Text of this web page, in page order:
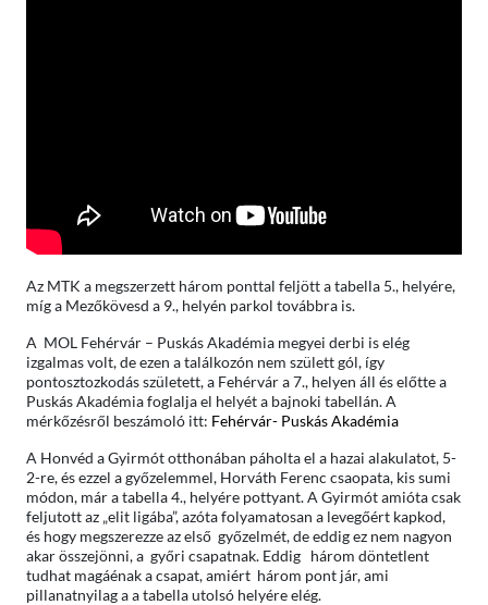
Az MTK a megszerzett három ponttal feljött a tabella 5., helyére,
míg a Mezőkövesd a 9., helyén parkol továbbra is.
A MOL Fehérvár – Puskás Akadémia megyei derbi is elég
izgalmas volt, de ezen a találkozón nem születt gól, így
pontosztozkodás született, a Fehérvár a 7., helyen áll és előtte a
Puskás Akadémia foglalja el helyét a bajnoki tabellán. A
mérkőzésről beszámoló itt: Fehérvár- Puskás Akadémia
A Honvéd a Gyirmót otthonában páholta el a hazai alakulatot, 5-
2-re, és ezzel a győzelemmel, Horváth Ferenc csaopata, kis sumi
módon, már a tabella 4., helyére pottyant. A Gyirmót amióta csak
feljutott az „elit ligába”, azóta folyamatosan a levegőért kapkod,
és hogy megszerezze az első győzelmét, de eddig ez nem nagyon
akar összejönni, a győri csapatnak. Eddig három döntetlent
tudhat magáénak a csapat, amiért három pont jár, ami
pillanatnyilag a a tabella utolsó helyére elég.